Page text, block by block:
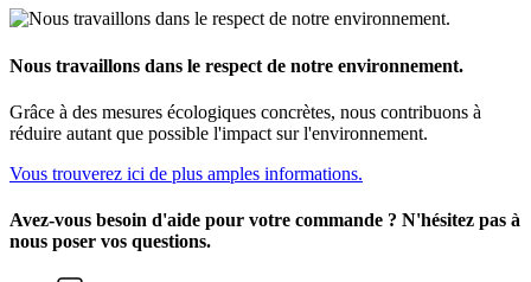
Nous travaillons dans le respect de notre environnement.
Grâce à des mesures écologiques concrètes, nous contribuons à
réduire autant que possible l'impact sur l'environnement.
Vous trouverez ici de plus amples informations.
Avez-vous besoin d'aide pour votre commande ? N'hésitez pas à
nous poser vos questions.